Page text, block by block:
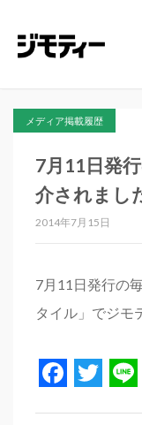
メディア掲載履歴
7月11日発
介されまし
2014年7月15日
7月11日発行の
タイル」でジモ